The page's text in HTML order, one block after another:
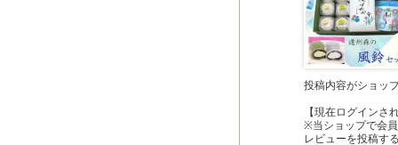
投稿内容がショッ
【現在ログインさ
※当ショップで会
レビューを投稿す